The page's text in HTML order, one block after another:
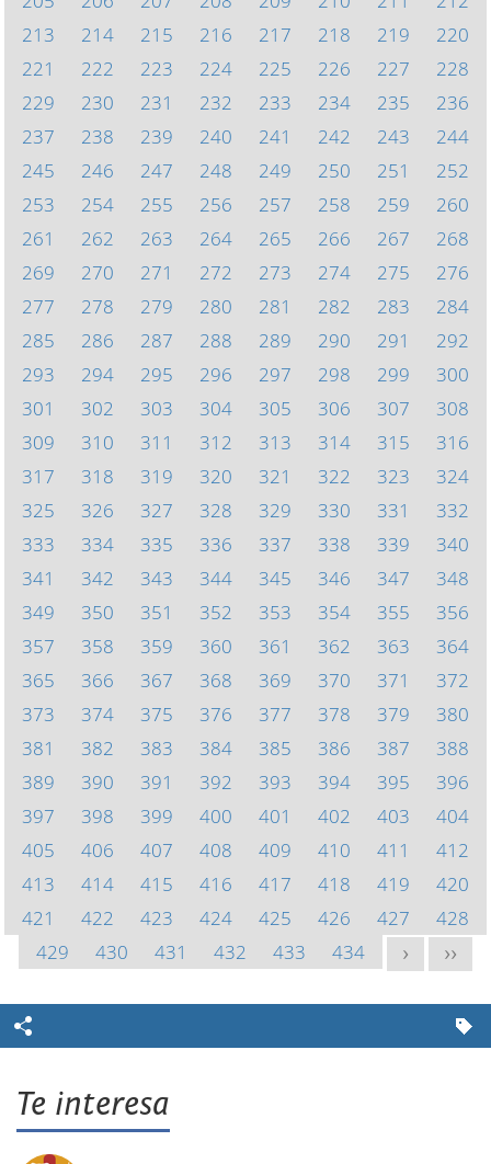
213
214 215 216 217 218 219
220
221
222 223 224 225 226 227
228
229
230 231 232 233 234 235
236
237
238 239 240 241 242 243
244
245
246 247 248 249 250 251
252
253
254 255 256 257 258 259
260
261
262 263 264 265 266 267
268
269
270 271 272 273 274 275
276
277
278 279 280 281 282 283
284
285
286 287 288 289 290 291
292
293
294 295 296 297 298 299
300
301
302 303 304 305 306 307
308
309
310 311 312 313 314 315
316
317
318 319 320 321 322 323
324
325
326 327 328 329 330 331
332
333
334 335 336 337 338 339
340
341
342 343 344 345 346 347
348
349
350 351 352 353 354 355
356
357
358 359 360 361 362 363
364
365
366 367 368 369 370 371
372
373
374 375 376 377 378 379
380
381
382 383 384 385 386 387
388
389
390 391 392 393 394 395
396
397
398 399 400 401 402 403
404
405
406 407 408 409 410 411
412
413
414 415 416 417 418 419
420
421
422 423 424 425 426 427
428
429
430 431 432 433 434 > >>
Te interesa